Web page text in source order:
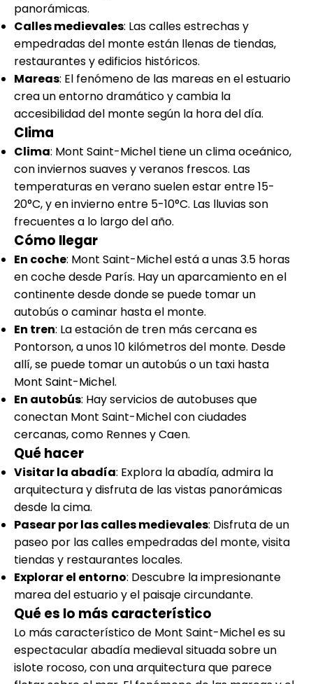
panorámicas.
Calles medievales: Las calles estrechas y
empedradas del monte están llenas de tiendas,
restaurantes y edificios históricos.
Mareas: El fenómeno de las mareas en el estuario
crea un entorno dramático y cambia la
accesibilidad del monte según la hora del día.
Clima
Clima: Mont Saint-Michel tiene un clima oceánico,
con inviernos suaves y veranos frescos. Las
temperaturas en verano suelen estar entre 15-
20°C, y en invierno entre 5-10°C. Las lluvias son
frecuentes a lo largo del año.
Cómo llegar
En coche: Mont Saint-Michel está a unas 3.5 horas
en coche desde París. Hay un aparcamiento en el
continente desde donde se puede tomar un
autobús o caminar hasta el monte.
En tren: La estación de tren más cercana es
Pontorson, a unos 10 kilómetros del monte. Desde
allí, se puede tomar un autobús o un taxi hasta
Mont Saint-Michel.
En autobús: Hay servicios de autobuses que
conectan Mont Saint-Michel con ciudades
cercanas, como Rennes y Caen.
Qué hacer
Visitar la abadía: Explora la abadía, admira la
arquitectura y disfruta de las vistas panorámicas
desde la cima.
Pasear por las calles medievales: Disfruta de un
paseo por las calles empedradas del monte, visita
tiendas y restaurantes locales.
Explorar el entorno: Descubre la impresionante
marea del estuario y el paisaje circundante.
Qué es lo más característico
Lo más característico de Mont Saint-Michel es su
espectacular abadía medieval situada sobre un
islote rocoso, con una arquitectura que parece